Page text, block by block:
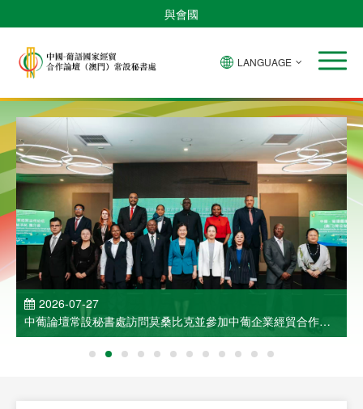
與會國
LANGUAGE
2026-07-27
中葡論壇常設秘書處訪問莫桑比克並參加中葡企業經貿合作洽
談會